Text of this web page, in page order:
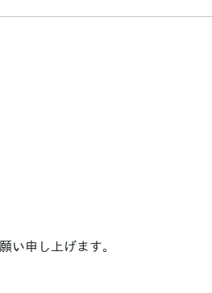
い申し上げます。